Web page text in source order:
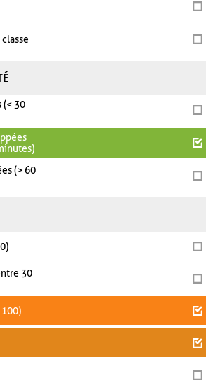
(< 30
(> 60
30